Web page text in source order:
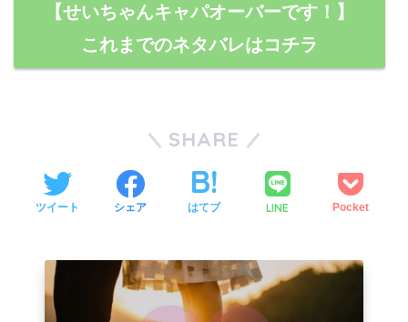
【せいちゃんキャパオーバーです！】
これまでのネタバレはコチラ
SHARE
ツイート シェア はてブ LINE Pocket